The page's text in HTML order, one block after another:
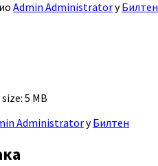
Admin AdministratorуБилтен
5 MB
AdministratorуБилтен